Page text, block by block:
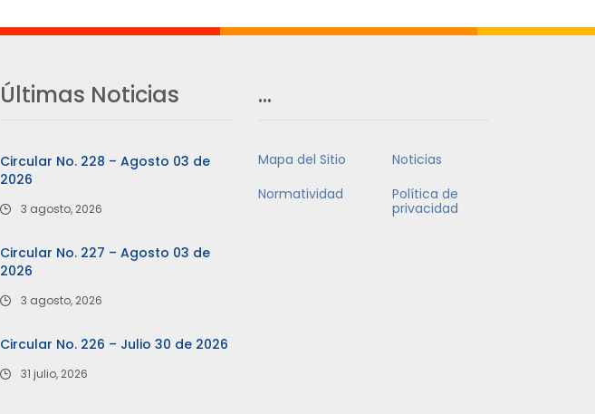
Últimas Noticias
Circular No. 228 – Agosto 03 de
2026
3 agosto, 2026
Circular No. 227 – Agosto 03 de
2026
3 agosto, 2026
Circular No. 226 – Julio 30 de 2026
31 julio, 2026
…
Mapa del Sitio
Noticias
Normatividad
Política de
privacidad